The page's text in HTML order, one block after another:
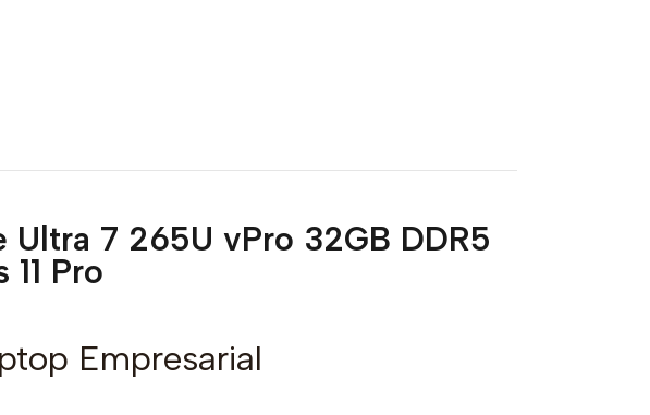
Ultra 7 265U vPro 32GB DDR5
11 Pro
Empresarial